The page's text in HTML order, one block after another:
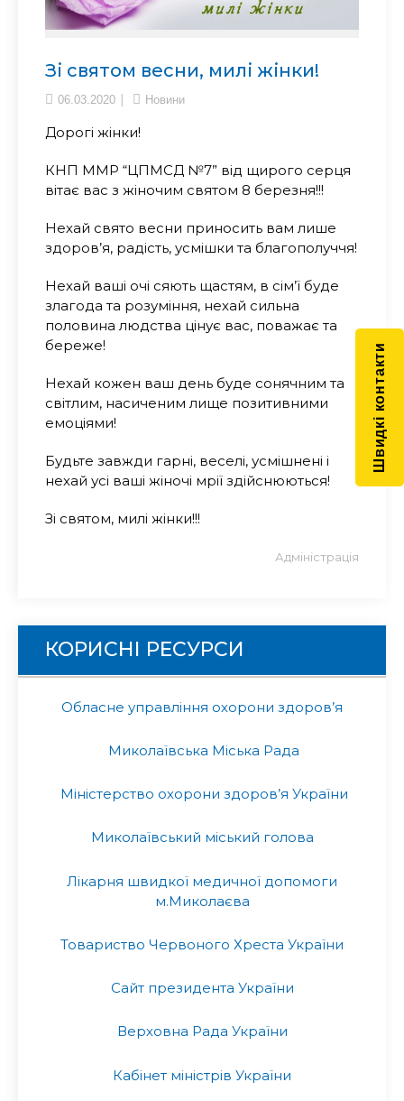
Зі святом весни, милі жінки!
06.03.2020 Новини
Дорогі жінки!
КНП ММР “ЦПМСД №7” від щирого серця
вітає вас з жіночим святом 8 березня!!!
Нехай свято весни приносить вам лише
здоров’я, радість, усмішки та благополуччя!
Нехай ваші очі сяють щастям, в сім’ї буде
злагода та розуміння, нехай сильна
половина людства цінує вас, поважає та
береже!
Нехай кожен ваш день буде сонячним та
світлим, насиченим лище позитивними
емоціями!
Будьте завжди гарні, веселі, усмішнені і
нехай усі ваші жіночі мрії здійснюються!
Зі святом, милі жінки!!!
Адміністрація
КОРИСНІ РЕСУРСИ
Обласне управління охорони здоров’я
Миколаївська Міська Рада
Міністерство охорони здоров’я України
Миколаївський міський голова
Лікарня швидкої медичної допомоги
м.Миколаєва
Товариство Червоного Хреста України
Сайт президента України
Верховна Рада України
Кабінет міністрів України
Швидкі контакти